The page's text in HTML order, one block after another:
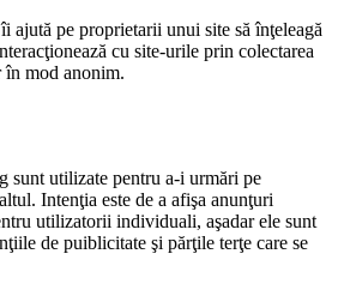
ajută pe proprietarii unui site să înţeleagă
cu site-urile prin colectarea
mod anonim.
sunt utilizate pentru a-i urmări pe
Intenţia este de a afişa anunţuri
utilizatorii individuali, aşadar ele sunt
de puiblicitate şi părţile terţe care se